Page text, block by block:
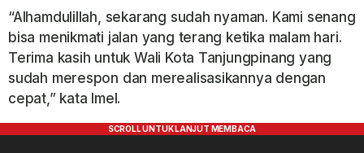
“Alhamdulillah, sekarang sudah nyaman. Kami senang
bisa menikmati jalan yang terang ketika malam hari.
Terima kasih untuk Wali Kota Tanjungpinang yang
sudah merespon dan merealisasikannya dengan
cepat,” kata Imel.